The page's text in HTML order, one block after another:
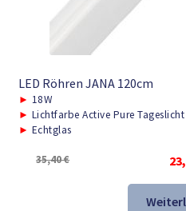
LED Röhren JANA 120cm
► 18W
► Lichtfarbe Active Pure Tageslicht
► Echtglas
35,40€
war: